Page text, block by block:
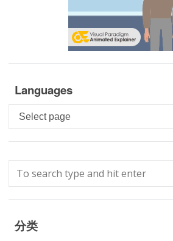
Languages
Languages
分类